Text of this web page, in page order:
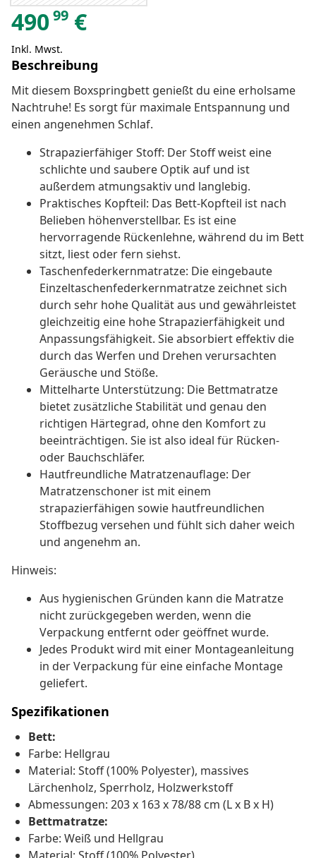
49099 €
Inkl. Mwst.
Beschreibung
Mit diesem Boxspringbett genießt du eine erholsame
Nachtruhe! Es sorgt für maximale Entspannung und
einen angenehmen Schlaf.
Strapazierfähiger Stoff: Der Stoff weist eine
schlichte und saubere Optik auf und ist
außerdem atmungsaktiv und langlebig.
Praktisches Kopfteil: Das Bett-Kopfteil ist nach
Belieben höhenverstellbar. Es ist eine
hervorragende Rückenlehne, während du im Bett
sitzt, liest oder fern siehst.
Taschenfederkernmatratze: Die eingebaute
Einzeltaschenfederkernmatratze zeichnet sich
durch sehr hohe Qualität aus und gewährleistet
gleichzeitig eine hohe Strapazierfähigkeit und
Anpassungsfähigkeit. Sie absorbiert effektiv die
durch das Werfen und Drehen verursachten
Geräusche und Stöße.
Mittelharte Unterstützung: Die Bettmatratze
bietet zusätzliche Stabilität und genau den
richtigen Härtegrad, ohne den Komfort zu
beeinträchtigen. Sie ist also ideal für Rücken-
oder Bauchschläfer.
Hautfreundliche Matratzenauflage: Der
Matratzenschoner ist mit einem
strapazierfähigen sowie hautfreundlichen
Stoffbezug versehen und fühlt sich daher weich
und angenehm an.
Hinweis:
Aus hygienischen Gründen kann die Matratze
nicht zurückgegeben werden, wenn die
Verpackung entfernt oder geöffnet wurde.
Jedes Produkt wird mit einer Montageanleitung
in der Verpackung für eine einfache Montage
geliefert.
Spezifikationen
Bett:
Farbe: Hellgrau
Material: Stoff (100% Polyester), massives
Lärchenholz, Sperrholz, Holzwerkstoff
Abmessungen: 203 x 163 x 78/88 cm (L x B x H)
Bettmatratze:
Farbe: Weiß und Hellgrau